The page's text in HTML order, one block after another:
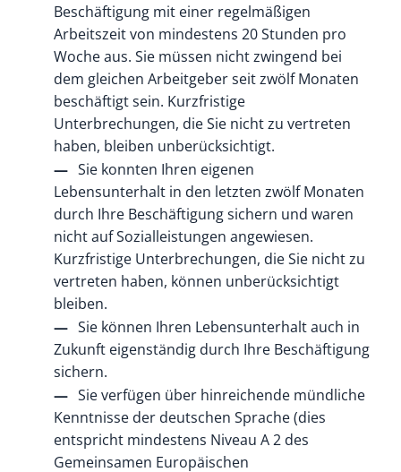
Beschäftigung mit einer regelmäßigen
Arbeitszeit von mindestens 20 Stunden pro
Woche aus. Sie müssen nicht zwingend bei
dem gleichen Arbeitgeber seit zwölf Monaten
beschäftigt sein. Kurzfristige
Unterbrechungen, die Sie nicht zu vertreten
haben, bleiben unberücksichtigt.
Sie konnten Ihren eigenen
Lebensunterhalt in den letzten zwölf Monaten
durch Ihre Beschäftigung sichern und waren
nicht auf Sozialleistungen angewiesen.
Kurzfristige Unterbrechungen, die Sie nicht zu
vertreten haben, können unberücksichtigt
bleiben.
Sie können Ihren Lebensunterhalt auch in
Zukunft eigenständig durch Ihre Beschäftigung
sichern.
Sie verfügen über hinreichende mündliche
Kenntnisse der deutschen Sprache (dies
entspricht mindestens Niveau A 2 des
Gemeinsamen Europäischen